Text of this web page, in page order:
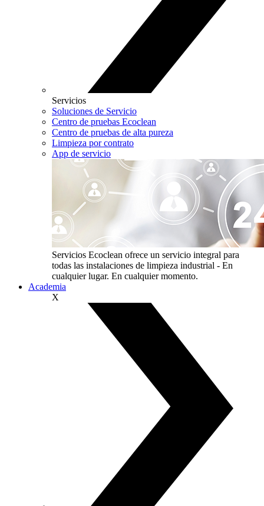
Servicios
Soluciones de Servicio
Centro de pruebas Ecoclean
Centro de pruebas de alta pureza
Limpieza por contrato
App de servicio
Servicios Ecoclean ofrece un servicio integral para
todas las instalaciones de limpieza industrial - En
cualquier lugar. En cualquier momento.
Academia
X